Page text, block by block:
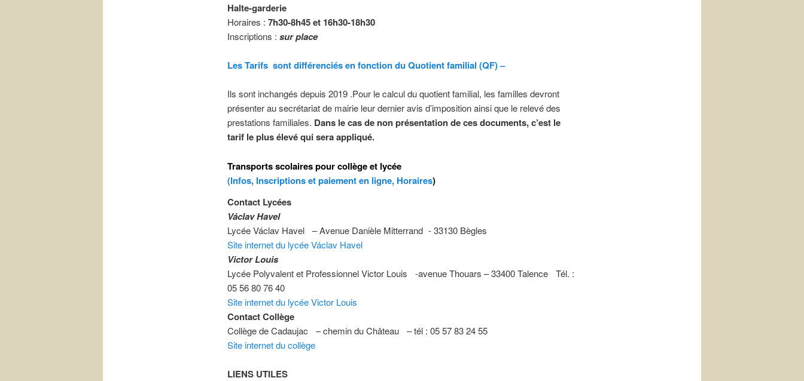
Halte-garderie
Horaires : 7h30-8h45 et 16h30-18h30
Inscriptions : sur place
Les Tarifs sont différenciés en fonction du Quotient familial (QF) –
Ils sont inchangés depuis 2019 .Pour le calcul du quotient familial, les familles devront
présenter au secrétariat de mairie leur dernier avis d’imposition ainsi que le relevé des
prestations familiales. Dans le cas de non présentation de ces documents, c’est le
tarif le plus élevé qui sera appliqué.
Transports scolaires pour collège et lycée
(Infos, Inscriptions et paiement en ligne, Horaires)
Contact Lycées
Václav Havel
Lycée Václav Havel – Avenue Danièle Mitterrand - 33130 Bègles
Site internet du lycée Václav Havel
Victor Louis
Lycée Polyvalent et Professionnel Victor Louis -avenue Thouars – 33400 Talence Tél. :
05 56 80 76 40
Site internet du lycée Victor Louis
Contact Collège
Collège de Cadaujac – chemin du Château – tél : 05 57 83 24 55
Site internet du collège
LIENS UTILES